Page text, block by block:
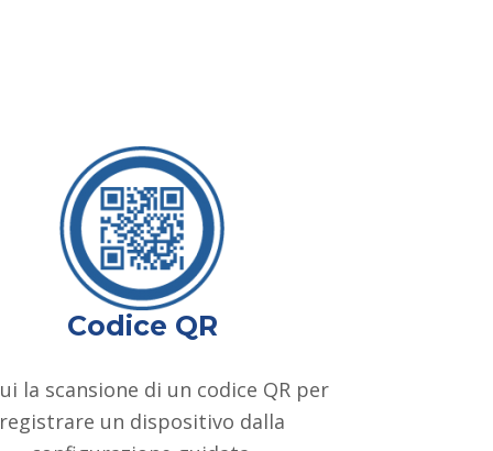
Codice QR
la scansione di un codice QR per
registrare un dispositivo dalla